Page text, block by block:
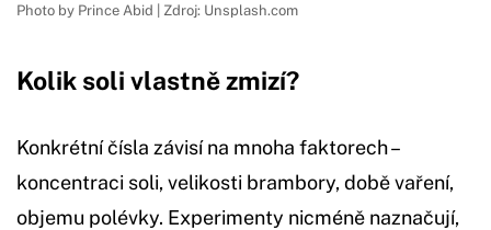
Photo by Prince Abid | Zdroj: Unsplash.com
Kolik soli vlastně zmizí?
Konkrétní čísla závisí na mnoha faktorech –
koncentraci soli, velikosti brambory, době vaření,
objemu polévky. Experimenty nicméně naznačují,